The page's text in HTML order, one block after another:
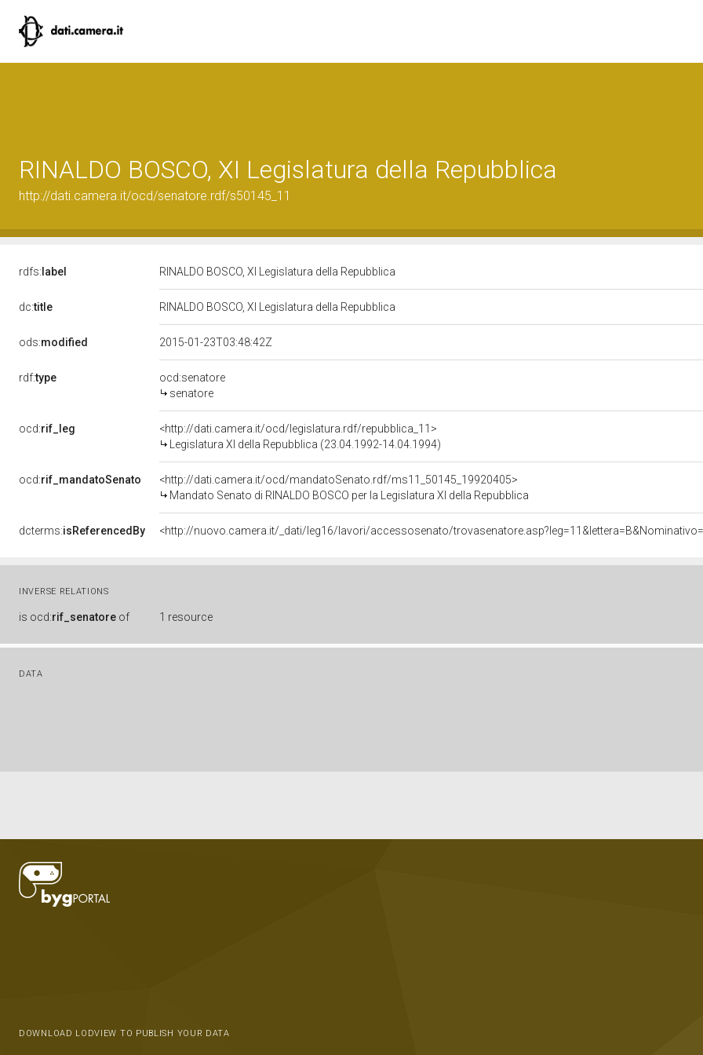
RINALDO BOSCO, XI Legislatura della Repubblica
http://dati.camera.it/ocd/senatore.rdf/s50145_11
rdfs: label RINALDO BOSCO, XI Legislatura della Repubblica
dc:title RINALDO BOSCO, XI Legislatura della Repubblica
ods:modified 2015-01-23T03:48:42Z
rdf:type
ocd:senatore
senatore
ocd:rif_leg
<http://dati.camera.it/ocd/legislatura.rdf/repubblica_11>
Legislatura XI della Repubblica (23.04.1992-14.04.1994)
ocd:rif_mandatoSenato
<http://dati.camera.it/ocd/mandatoSenato.rdf/ms11_50145_19920405>
Mandato Senato di RINALDO BOSCO per la Legislatura XI della Repubblica
dcterms:isReferencedBy <http://nuovo.camera.it/_dati/leg16/lavori/accessosenato/
INVERSE RELATIONS
is ocd:rif_senatore of 1 resource
DATA
DOWNLOAD LODVIEW TO PUBLISH YOUR DATA